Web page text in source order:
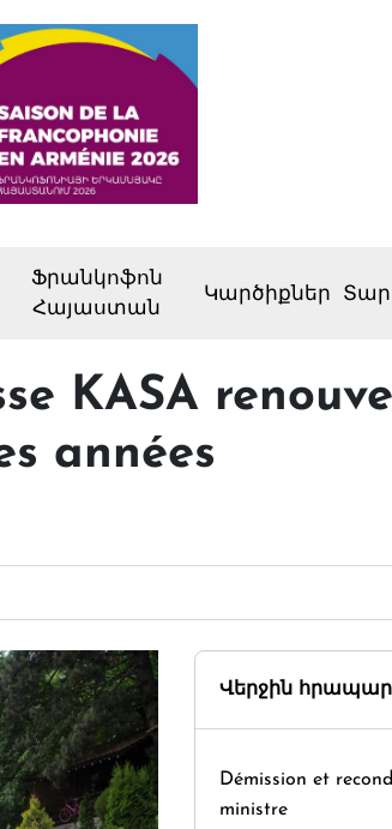
Ֆրանկոֆոն
Հայաստան
Կարծիքներ
KASA
années
Վերջին
Démission et
ministre